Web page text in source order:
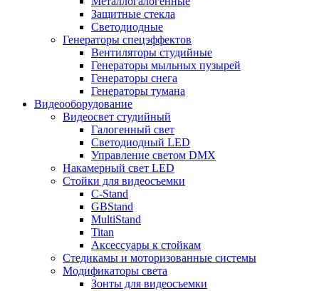
Защитные стекла
Светодиодные
Генераторы спецэффектов
Вентиляторы студийные
Генераторы мыльных пузырей
Генераторы снега
Генераторы тумана
Видеооборудование
Видеосвет студийный
Галогенный свет
Светодиодный LED
Управление светом DMX
Накамерный свет LED
Стойки для видеосъемки
C-Stand
GBStand
MultiStand
Titan
Аксессуары к стойкам
Стедикамы и моторизованные системы
Модификаторы света
Зонты для видеосъемки